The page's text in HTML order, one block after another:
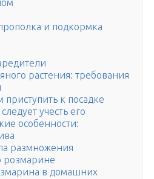
и подкормка
растения: требования
к посадке
учесть его
особенности:
размножения
розмарине
в домашних